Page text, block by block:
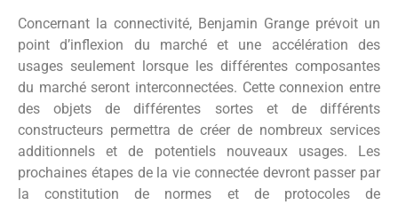
Concernant la connectivité, Benjamin Grange prévoit un
point d’inflexion du marché et une accélération des
usages seulement lorsque les différentes composantes
du marché seront interconnectées. Cette connexion entre
des objets de différentes sortes et de différents
constructeurs permettra de créer de nombreux services
additionnels et de potentiels nouveaux usages. Les
prochaines étapes de la vie connectée devront passer par
la constitution de normes et de protocoles de